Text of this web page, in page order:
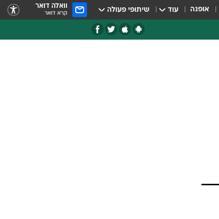
אופנה עוד שיתופי פעולה וואלה דואר
קרא דואר